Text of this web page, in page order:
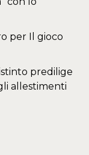
per Il gioco
predilige
allestimenti